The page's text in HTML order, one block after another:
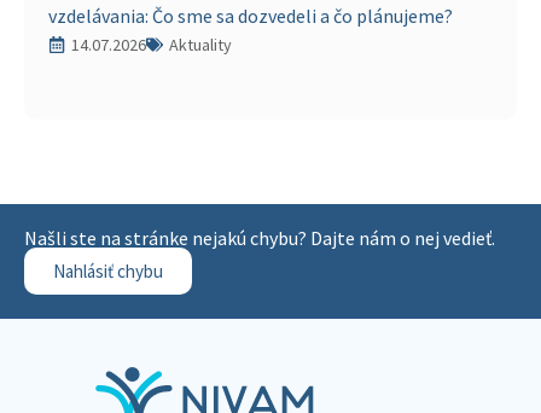
vzdelávania: Čo sme sa dozvedeli a čo plánujeme?
14.07.2026 Aktuality
Našli ste na stránke nejakú chybu? Dajte nám o nej vedieť.
Nahlásiť chybu